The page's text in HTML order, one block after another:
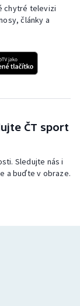
chytré televizi
články a
ČT sport
Sledujte nás i
a buďte v obraze.